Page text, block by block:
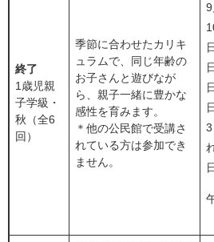
終了
1歳児親
子学級・
秋（全6
回）
季節に合わせたカリキ
ュラムで、同じ年齢の
お子さんと遊びなが
ら、親子一緒に豊かな
感性を育みます。
＊他の公民館で受講さ
れている方は参加でき
ません。
9